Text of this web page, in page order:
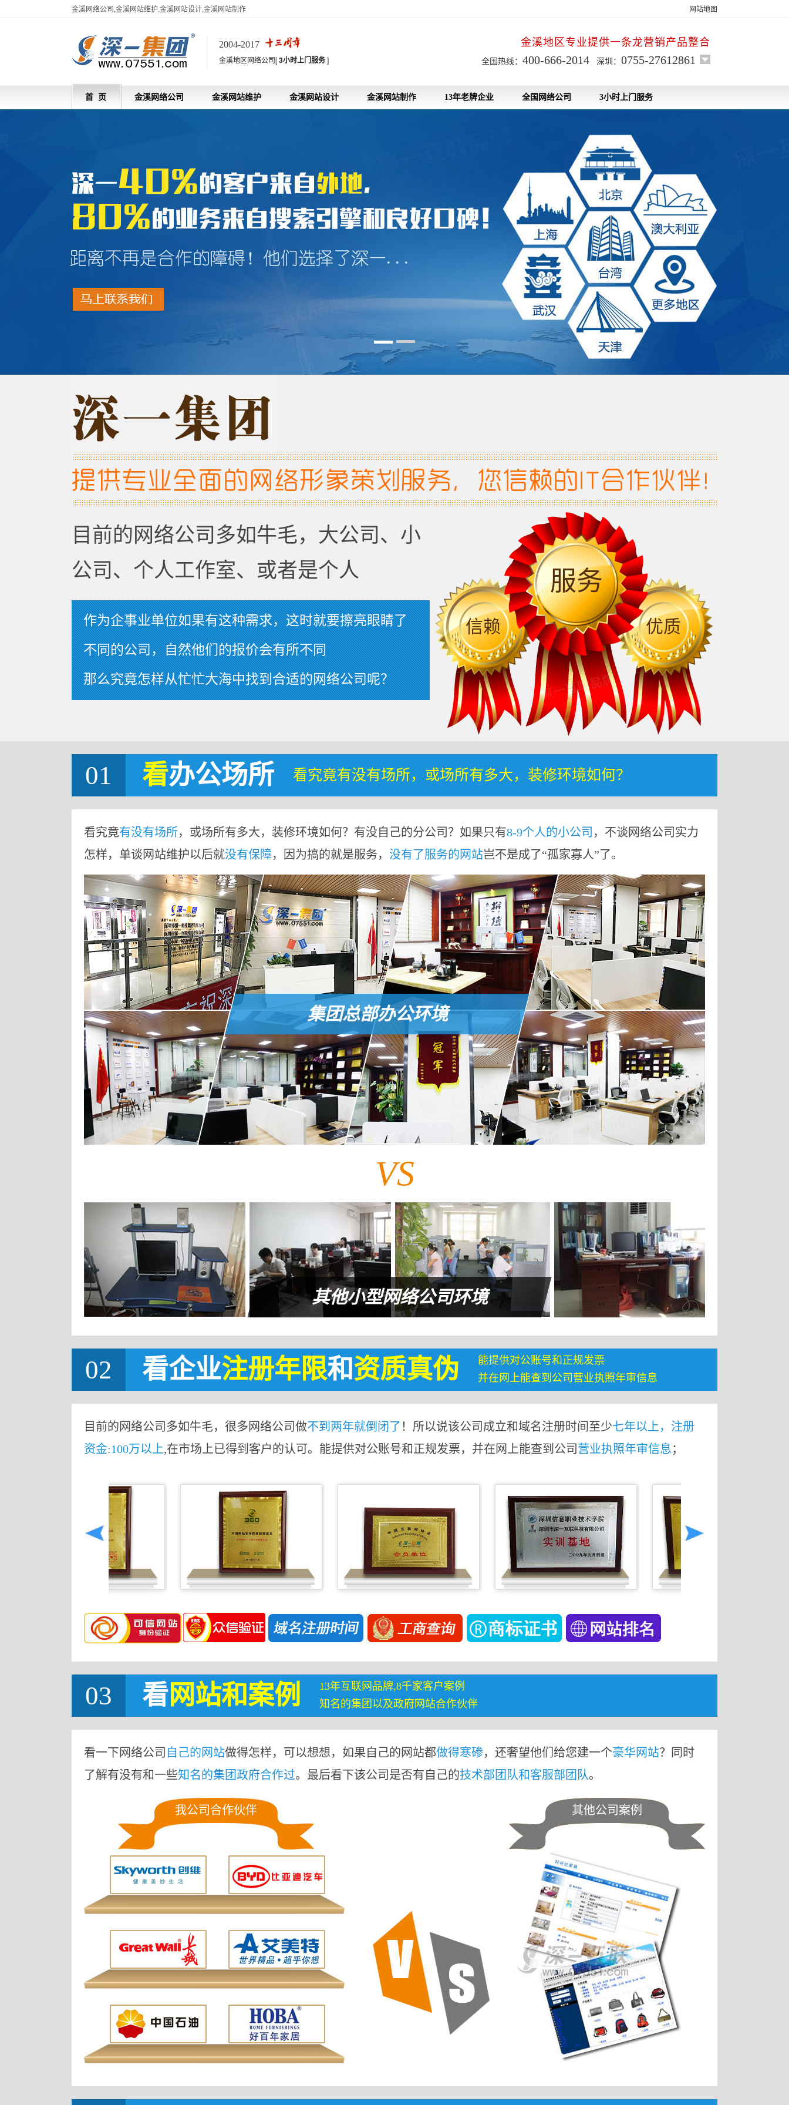
金溪网络公司,金溪网站维护,金溪网站设计,金溪网站制作 网站地图
2004-2017
金溪地区网络公司[3小时上门服务]
金溪地区专业提供一条龙营销产品整合
全国热线： 400-666-2014 深圳： 0755-27612861
首 页 金溪网络公司 金溪网站维护 金溪网站设计 金溪网站制作 13年老牌企业 全国网络公司 3小时上门服务
目前的网络公司多如牛毛，大公司、小
公司、个人工作室、或者是个人
作为企事业单位如果有这种需求，这时就要擦亮眼睛了
不同的公司，自然他们的报价会有所不同
那么究竟怎样从忙忙大海中找到合适的网络公司呢？
信赖
服务
优质
01 看办公场所 看究竟有没有场所，或场所有多大，装修环境如何？
看究竟有没有场所，或场所有多大，装修环境如何？有没自己的分公司？如果只有8-9个人的小公司 ，不谈网络公司实力
怎样，单谈网站维护以后就没有保障，因为搞的就是服务， 没有了服务的网站岂不是成了“孤家寡人”了。
集团总部办公环境
VS
其他小型网络公司环境
02 看企业注册年限和资质真伪
能提供对公账号和正规发票
并在网上能查到公司营业执照年审信息
目前的网络公司多如牛毛，很多网络公司做不到两年就倒闭了 ！所以说该公司成立和域名注册时间至少七年以上，注册
资金:100万以上,在市场上已得到客户的认可。能提供对公账号和正规发票，并在网上能查到公司 营业执照年审信息；
03 看网站和案例
13年互联网品牌,8千家客户案例
知名的集团以及政府网站合作伙伴
看一下网络公司 自己的网站做得怎样，可以想想，如果自己的网站都做得寒碜，还奢望他们给您建一个豪华网站？同时
了解有没有和一些知名的集团政府合作过。最后看下该公司是否有自己的技术部团队和客服部团队。
我公司合作伙伴 其他公司案例